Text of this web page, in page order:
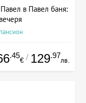
в Павел баня:
.45
€ / 129.97
лв.